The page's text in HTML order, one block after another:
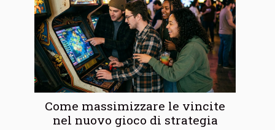
Come massimizzare le vincite
nel nuovo gioco di strategia